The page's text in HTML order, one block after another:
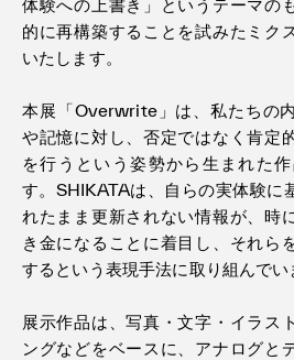
体験への上書き」というテーマの
的に再構築することを試みたミク
いたします。
本展「Overwrite」は、私たちの
や記憶に対し、否定ではなく肯定
を行うという姿勢から生まれた
す。SHIKATAは、自らの実体験に
れたまま更新されない情報が、時
き金になることに着目し、それら
するという表現手法に取り組んでい
展示作品は、写真・文字・イラス
ングなどをベースに、アナログと